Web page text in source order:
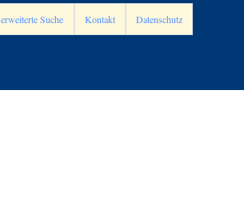
erweiterte Suche Kontakt Datenschutz